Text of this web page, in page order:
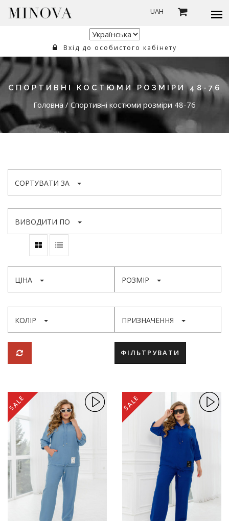
UAH
Вхід до особистого кабінету
СПОРТИВНІ КОСТЮМИ РОЗМІРИ 48-76
Головна / Спортивні костюми розміри 48-76
СОРТУВАТИ ЗА
ВИВОДИТИ ПО
ЦІНА РОЗМІР
КОЛІР ПРИЗНАЧЕННЯ
ФІЛЬТРУВАТИ
SALE SALE